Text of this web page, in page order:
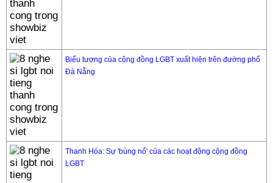
Biểu tượng của cộng đồng LGBT xuất hiện trên đường phố
Đà Nẵng
Thanh Hóa: Sự 'bùng nổ' của các hoạt động cộng đồng
LGBT